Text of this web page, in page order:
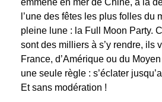
emmène en mer de Chine, à la
l’une des fêtes les plus folles du
pleine lune : la Full Moon Party.
sont des milliers à s’y rendre, ils
France, d’Amérique ou du
une seule règle : s’éclater
Et sans modération !